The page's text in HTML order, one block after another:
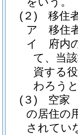
(２)
移住
ア
移住
イ
府内
て、当
資する
わろう
(３)
空家
の居住の
されてい